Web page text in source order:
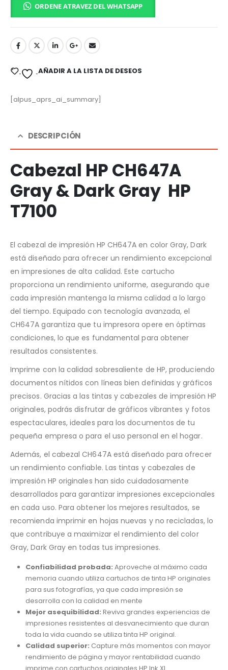
ORDENE ATRAVEZ DEL WHATSAPP
AÑADIR A LA LISTA DE DESEOS
[alpus_aprs_ai_summary]
DESCRIPCIÓN
Cabezal HP CH647A
Gray & Dark Gray HP
T7100
El cabezal de impresión HP CH647A en color Gray, Dark
está diseñado para ofrecer un rendimiento excepcional
en impresiones de alta calidad. Este cartucho
proporciona un rendimiento uniforme, asegurando que
cada impresión mantenga la misma calidad a lo largo
del tiempo. Equipado con tecnología avanzada, el
CH647A garantiza que tu impresora opere en óptimas
condiciones, lo que es fundamental para obtener
resultados consistentes.
Imprime con la calidad sobresaliente de HP, produciendo
documentos nítidos con líneas bien definidas y gráficos
precisos. Gracias a las tintas y cabezales de impresión HP
originales, podrás disfrutar de gráficos vibrantes y fotos
espectaculares, ideales para los documentos de tu
pequeña empresa o para el uso personal en el hogar.
Además, el cabezal CH647A está diseñado para ofrecer
un rendimiento confiable. Las tintas y cabezales de
impresión HP originales han sido cuidadosamente
desarrollados para garantizar impresiones excepcionales
en cada uso. Para obtener los mejores resultados, se
recomienda imprimir en hojas nuevas y no recicladas, lo
que contribuye a maximizar el rendimiento del color
Gray, Dark Gray en todas tus impresiones.
Confiabilidad probada: Aproveche al máximo cada
memoria cuando utiliza cartuchos de tinta HP originales
para sus fotografías, ya que cada impresión se
desarrolla con la calidad en mente
Mejor asequibilidad: Reviva grandes experiencias de
impresiones resistentes al desvanecimiento que duran
toda la vida cuando se utiliza tinta HP original.
Calidad superior: Capture más momentos con mayor
rendimiento de página y mayor rentabilidad cuando
imprime con cartuchos originales HP Ink XL.